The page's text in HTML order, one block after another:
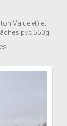
Valuejet) et
pvc 550g.